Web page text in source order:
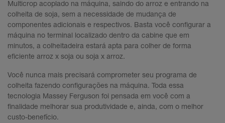
Multicrop acoplado na máquina, saindo do arroz e entrando na
colheita de soja, sem a necessidade de mudança de
componentes adicionais e respectivos. Basta você configurar a
máquina no terminal localizado dentro da cabine que em
minutos, a colheitadeira estará apta para colher de forma
eficiente arroz x soja ou soja x arroz.
Você nunca mais precisará comprometer seu programa de
colheita fazendo configurações na máquina. Toda essa
tecnologia Massey Ferguson foi pensada em você com a
finalidade melhorar sua produtividade e, ainda, com o melhor
custo-benefício.